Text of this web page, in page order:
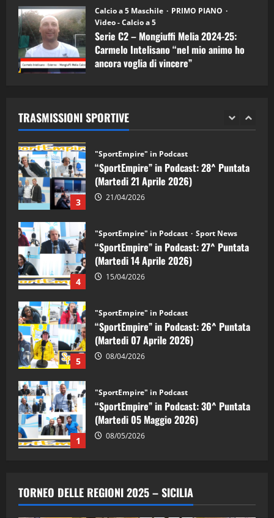
Calcio a 5 Maschile
PRIMO PIANO
Video - Calcio a 5
Serie C2 – Mongiuffi Melia 2024-25:
Carmelo Intelisano “nel mio animo ho
ancora voglia di vincere”
TRASMISSIONI SPORTIVE
1
“SportEmpire” in Podcast: 30^ Puntata
(Martedi 05 Maggio 2026)
08/05/2026
2 28/04/2026
3
"SportEmpire" in Podcast
“SportEmpire” in Podcast: 28^ Puntata
(Martedi 21 Aprile 2026)
21/04/2026
4
"SportEmpire" in Podcast Sport News
“SportEmpire” in Podcast: 27^ Puntata
(Martedi 14 Aprile 2026)
15/04/2026
5
"SportEmpire" in Podcast
“SportEmpire” in Podcast: 26^ Puntata
(Martedi 07 Aprile 2026)
08/04/2026
1
"SportEmpire" in Podcast
“SportEmpire” in Podcast: 30^ Puntata
(Martedi 05 Maggio 2026)
08/05/2026
“SportEmpire” in Podcast: 29^ Puntata
(Martedi 28 Aprile 2026)
28/04/2026
TORNEO DELLE REGIONI 2025 – SICILIA